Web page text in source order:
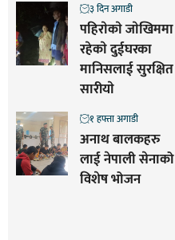
पहिराेकाे जाेखिममा
रहेकाे दुईघरका
मानिसलाई सुरक्षित
सारीयाे
३ दिन अगाडी
अनाथ बालकहरु
लाई नेपाली सेनाको
विशेष भोजन
१ हफ्ता अगाडी